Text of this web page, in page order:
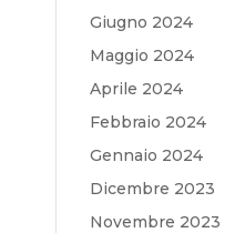
Giugno 2024
Maggio 2024
Aprile 2024
Febbraio 2024
Gennaio 2024
Dicembre 2023
Novembre 2023